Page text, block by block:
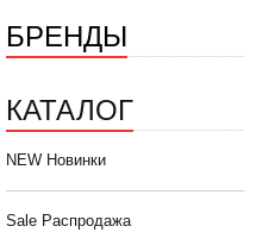
БРЕНДЫ
КАТАЛОГ
NEW Новинки
Sale Распродажа